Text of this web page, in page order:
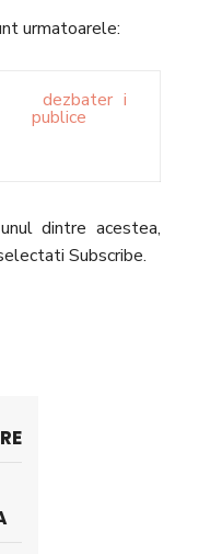
urmatoarele:
dezbater i
publice
dintre acestea,
Subscribe.